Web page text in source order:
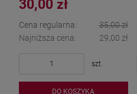
30,00 zł
Cena regularna:
35,00 zł
Najniższa cena:
29,00 zł
szt.
DO KOSZYKA